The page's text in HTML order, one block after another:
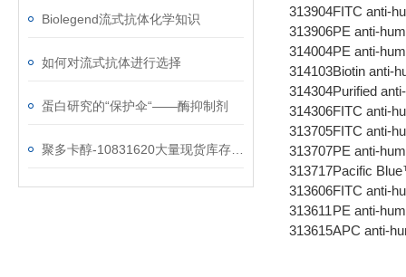
Biolegend流式抗体化学知识
如何对流式抗体进行选择
蛋白研究的“保护伞“——酶抑制剂
313904FITC anti-
313906PE anti-
314004PE anti-
314103Biotin anti-
314304Purified
314306FITC anti-
313705FITC anti-
313707PE anti-
313717Pacific
313606FITC anti-
313611PE anti-
313615APC anti-